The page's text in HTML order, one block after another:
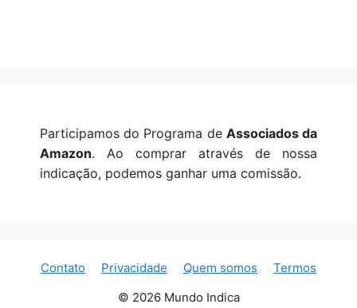
Participamos do Programa de Associados da
Amazon. Ao comprar através de nossa
indicação, podemos ganhar uma comissão.
Contato Privacidade Quem somos Termos